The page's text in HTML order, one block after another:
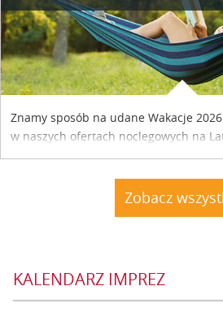
Znamy sposób na udane Wakacje
w naszych ofertach noclegowych na
zwlekaj atrakcyjne noclegi czekają...
Zobacz
KALENDARZ IMPREZ